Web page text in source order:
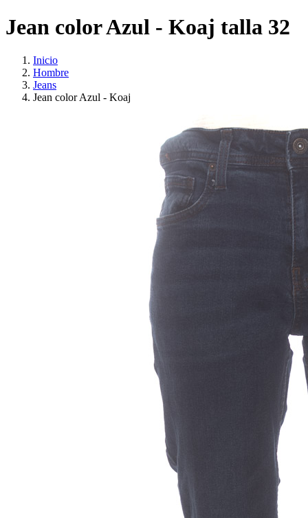
Jean color Azul - Koaj talla 32
Inicio
Hombre
Jeans
Jean color Azul - Koaj